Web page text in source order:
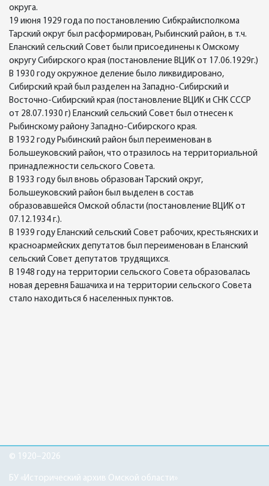
округа.
19 июня 1929 года по постановлению Сибкрайисполкома
Тарский округ был расформирован, Рыбинский район, в т.ч.
Еланский сельский Совет были присоединены к Омскому
округу Сибирского края (постановление ВЦИК от 17.06.1929г.)
В 1930 году окружное деление было ликвидировано,
Сибирский край был разделен на Западно-Сибирский и
Восточно-Сибирский края (постановление ВЦИК и СНК СССР
от 28.07.1930 г) Еланский сельский Совет был отнесен к
Рыбинскому району Западно-Сибирского края.
В 1932 году Рыбинский район был переименован в
Большеуковский район, что отразилось на территориальной
принадлежности сельского Совета.
В 1933 году был вновь образован Тарский округ,
Большеуковский район был выделен в состав
образовавшейся Омской области (постановление ВЦИК от
07.12.1934 г.).
В 1939 году Еланский сельский Совет рабочих, крестьянских и
красноармейских депутатов был переименован в Еланский
сельский Совет депутатов трудящихся.
В 1948 году на территории сельского Совета образовалась
новая деревня Башачиха и на территории сельского Совета
стало находиться 6 населенных пунктов.
© 1920–2026
БУ «Исторический архив Омской области»